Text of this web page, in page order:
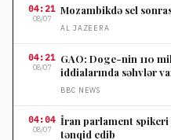
04:21
08/07
Mozambikdə sel
AL JAZEERA
04:21
08/07
GAO: Doge-nin 110
iddialarında səhvlər
BBC NEWS
04:04
08/07
İran parlament spikeri
tənqid edib